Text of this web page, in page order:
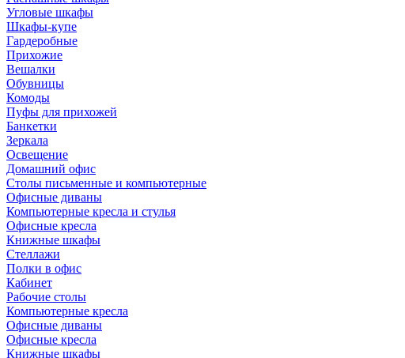
Угловые шкафы
Шкафы-купе
Гардеробные
Прихожие
Вешалки
Обувницы
Комоды
Пуфы для прихожей
Банкетки
Зеркала
Освещение
Домашний офис
Столы письменные и компьютерные
Офисные диваны
Компьютерные кресла и стулья
Офисные кресла
Книжные шкафы
Стеллажи
Полки в офис
Кабинет
Рабочие столы
Компьютерные кресла
Офисные диваны
Офисные кресла
Книжные шкафы